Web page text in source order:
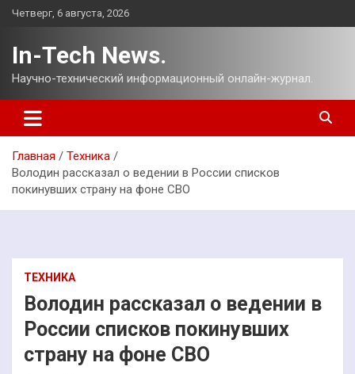
Перейти
Четверг, 6 августа, 2026
In-Tech News.
Научно-технический информационный онлайн-журнал.
Главная
Техника
Володин рассказал о ведении в России списков
покинувших страну на фоне СВО
ТЕХНИКА
Володин рассказал о ведении в
России списков покинувших
страну на фоне СВО